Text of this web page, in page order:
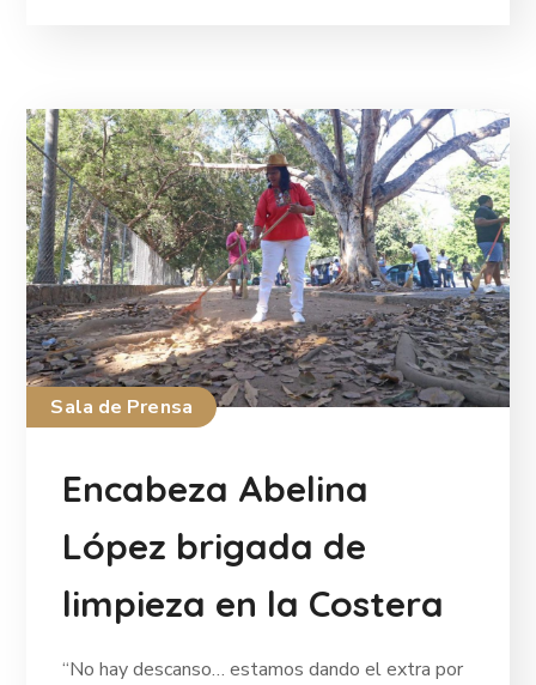
Sala de Prensa
Encabeza Abelina
López brigada de
limpieza en la Costera
“No hay descanso… estamos dando el extra por